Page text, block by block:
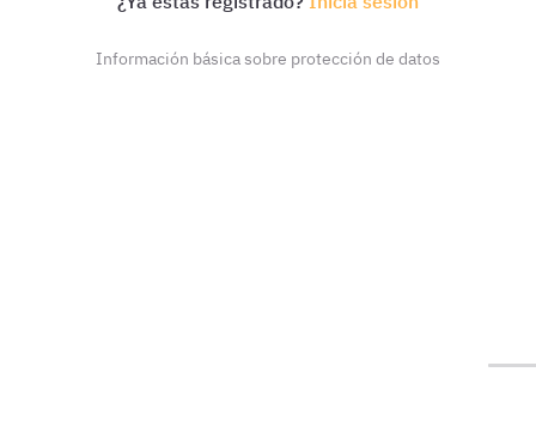
Información básica sobre protección de datos